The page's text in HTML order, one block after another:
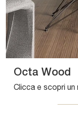
Octa Wood